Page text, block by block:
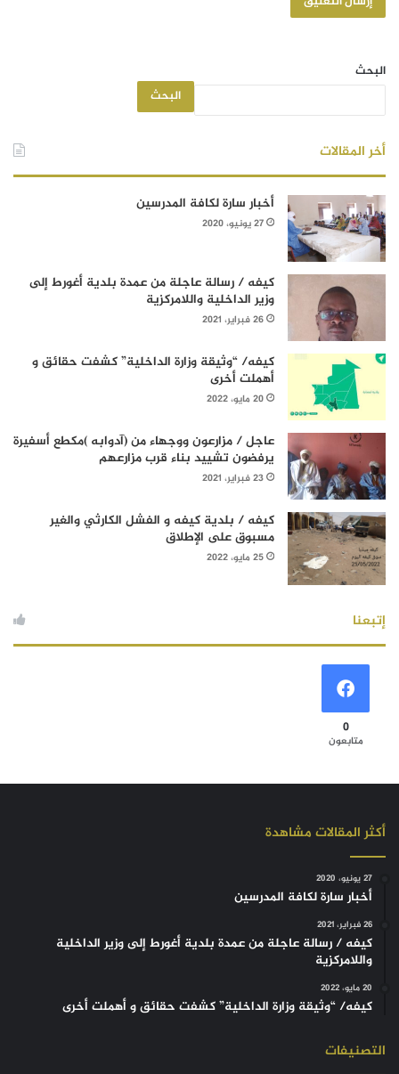
البحث
البحث
أخر المقالات
أخبار سارة لكافة المدرسين
27 يونيو، 2020
كيفه / رسالة عاجلة من عمدة بلدية أغورط إلى
وزير الداخلية واللامركزية
26 فبراير، 2021
كيفه/ “وثيقة وزارة الداخلية” كشفت حقائق و
أهملت أخرى
20 مايو، 2022
عاجل / مزارعون ووجهاء من (آدوابه )مكطع أسفيرة
يرفضون تشييد بناء قرب مزارعهم
23 فبراير، 2021
كيفه / بلدية كيفه و الفشل الكارثي والغير
مسبوق على الإطلاق
25 مايو، 2022
إتبعنا
0
متابعون
أكثر المقالات مشاهدة
27 يونيو، 2020
أخبار سارة لكافة المدرسين
26 فبراير، 2021
كيفه / رسالة عاجلة من عمدة بلدية أغورط إلى وزير الداخلية
واللامركزية
20 مايو، 2022
كيفه/ “وثيقة وزارة الداخلية” كشفت حقائق و أهملت أخرى
التصنيفات